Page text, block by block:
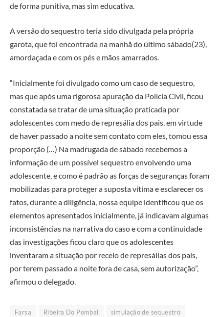
de forma punitiva, mas sim educativa.
A versão do sequestro teria sido divulgada pela própria
garota, que foi encontrada na manhã do último sábado(23),
amordaçada e com os pés e mãos amarrados.
“Inicialmente foi divulgado como um caso de sequestro,
mas que após uma rigorosa apuração da Polícia Civil, ficou
constatada se tratar de uma situação praticada por
adolescentes com medo de represália dos pais, em virtude
de haver passado a noite sem contato com eles, tomou essa
proporção (…) Na madrugada de sábado recebemos a
informação de um possível sequestro envolvendo uma
adolescente, e como é padrão as forças de seguranças foram
mobilizadas para proteger a suposta vítima e esclarecer os
fatos, durante a diligência, nossa equipe identificou que os
elementos apresentados inicialmente, já indicavam algumas
inconsistências na narrativa do caso e com a continuidade
das investigações ficou claro que os adolescentes
inventaram a situação por receio de represálias dos pais,
por terem passado a noite fora de casa, sem autorização”,
afirmou o delegado.
Farsa Ribeira Do Pombal simulação de sequestro